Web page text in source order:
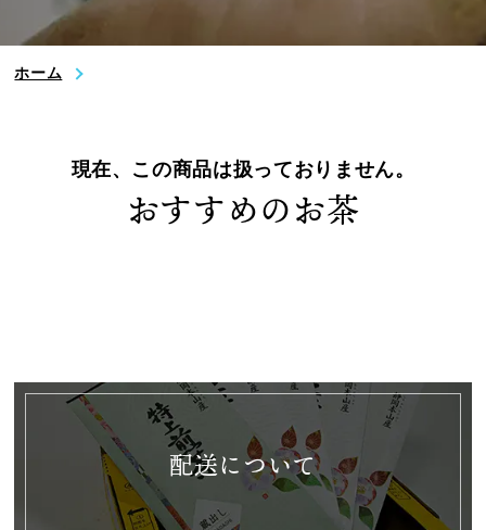
いのうえ茶園おすすめのお茶
いのうえ便り
業務用・OEM
特定商取引法に基づく表記
プライバシーポリシー
ホーム
現在、この商品は扱っておりません。
おすすめのお茶
配送について